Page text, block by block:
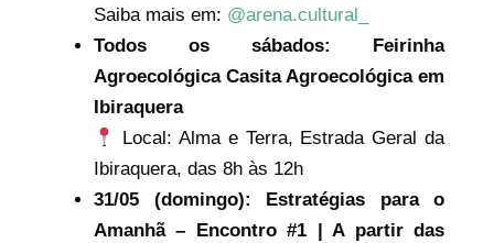
Saiba mais em: @arena.cultural_
Todos os sábados: Feirinha
Agroecológica Casita Agroecológica em
Ibiraquera
Local: Alma e Terra, Estrada Geral da
Ibiraquera, das 8h às 12h
31/05 (domingo):
Estratégias para o
Amanhã – Encontro #1 | A partir das